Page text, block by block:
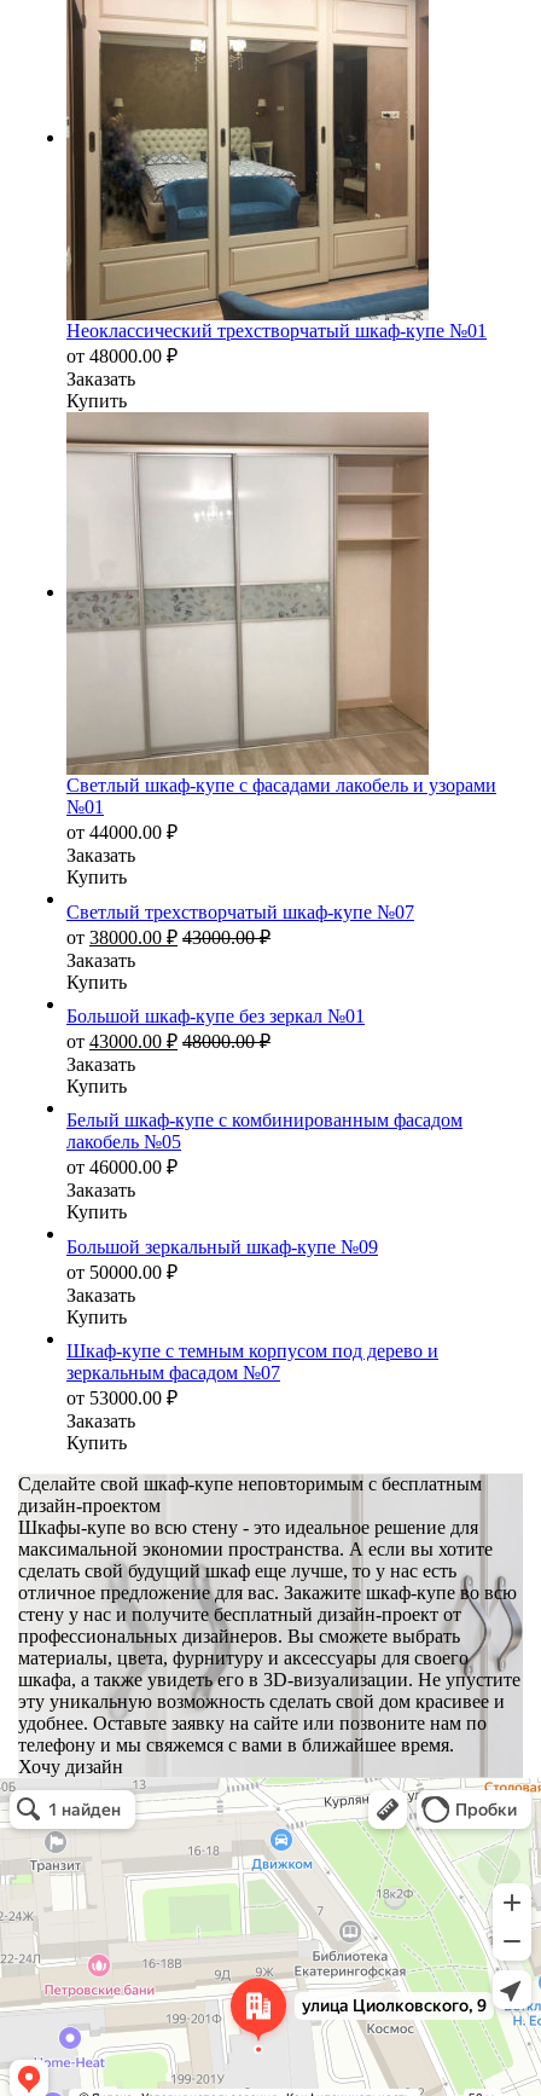
Неоклассический трехстворчатый шкаф-купе №01
от 48000.00 ₽
Заказать
Купить
Светлый шкаф-купе с фасадами лакобель и узорами
№01
от 44000.00 ₽
Заказать
Купить
Светлый трехстворчатый шкаф-купе №07
от 38000.00 ₽ 43000.00₽
Заказать
Купить
Большой шкаф-купе без зеркал №01
от 43000.00 ₽ 48000.00₽
Заказать
Купить
Белый шкаф-купе с комбинированным фасадом
лакобель №05
от 46000.00 ₽
Заказать
Купить
Большой зеркальный шкаф-купе №09
от 50000.00 ₽
Заказать
Купить
Шкаф-купе с темным корпусом под дерево и
зеркальным фасадом №07
от 53000.00 ₽
Заказать
Купить
Сделайте свой шкаф-купе неповторимым с бесплатным
дизайн-проектом
Шкафы-купе во всю стену - это идеальное решение для
максимальной экономии пространства. А если вы хотите
сделать свой будущий шкаф еще лучше, то у нас есть
отличное предложение для вас. Закажите шкаф-купе во всю
стену у нас и получите бесплатный дизайн-проект от
профессиональных дизайнеров. Вы сможете выбрать
материалы, цвета, фурнитуру и аксессуары для своего
шкафа, а также увидеть его в 3D-визуализации. Не упустите
эту уникальную возможность сделать свой дом красивее и
удобнее. Оставьте заявку на сайте или позвоните нам по
телефону и мы свяжемся с вами в ближайшее время.
Хочу дизайн